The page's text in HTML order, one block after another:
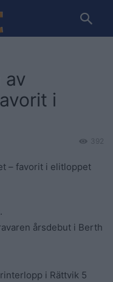
av
i
392
årsdebut i Berth
i Rättvik 5